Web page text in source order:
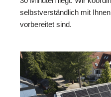
selbstverständlich mit
vorbereitet sind.